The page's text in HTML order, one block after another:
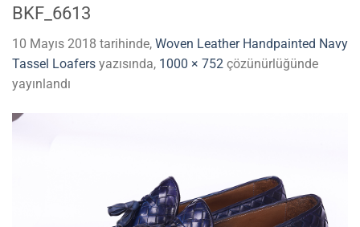
BKF_6613
10 Mayıs 2018 tarihinde, Woven Leather Handpainted Navy
Tassel Loafers yazısında, 1000 × 752 çözünürlüğünde
yayınlandı